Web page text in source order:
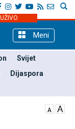
Meni
Svijet
Dijaspora